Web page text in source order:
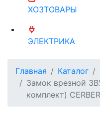
ХОЗТОВАРЫ
ЭЛЕКТРИКА
Главная Каталог
Замок врезной
комплект)